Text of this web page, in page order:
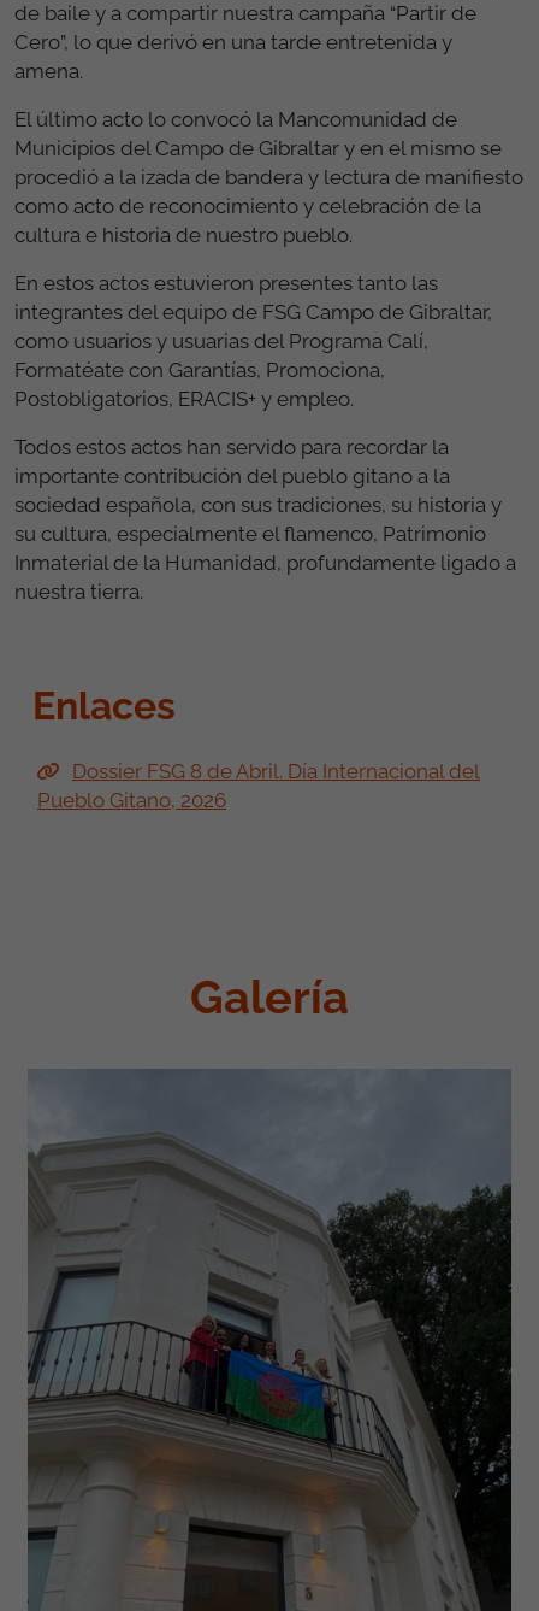
de baile y a compartir nuestra campaña “Partir de
Cero”, lo que derivó en una tarde entretenida y
amena.
El último acto lo convocó la Mancomunidad de
Municipios del Campo de Gibraltar y en el mismo se
procedió a la izada de bandera y lectura de manifiesto
como acto de reconocimiento y celebración de la
cultura e historia de nuestro pueblo.
En estos actos estuvieron presentes tanto las
integrantes del equipo de FSG Campo de Gibraltar,
como usuarios y usuarias del Programa Calí,
Formatéate con Garantías, Promociona,
Postobligatorios, ERACIS+ y empleo.
Todos estos actos han servido para recordar la
importante contribución del pueblo gitano a la
sociedad española, con sus tradiciones, su historia y
su cultura, especialmente el flamenco, Patrimonio
Inmaterial de la Humanidad, profundamente ligado a
nuestra tierra.
Enlaces
Dossier FSG 8 de Abril. Día Internacional del
Pueblo Gitano, 2026
Galería